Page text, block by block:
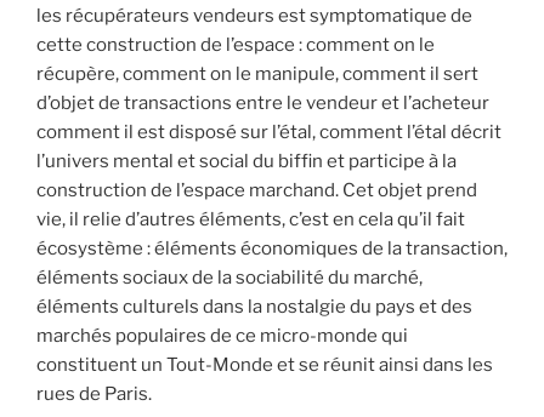
les récupérateurs vendeurs est symptomatique de
cette construction de l’espace : comment on le
récupère, comment on le manipule, comment il sert
d’objet de transactions entre le vendeur et l’acheteur
comment il est disposé sur l’étal, comment l’étal décrit
l’univers mental et social du biffin et participe à la
construction de l’espace marchand. Cet objet prend
vie, il relie d’autres éléments, c’est en cela qu’il fait
écosystème : éléments économiques de la transaction,
éléments sociaux de la sociabilité du marché,
éléments culturels dans la nostalgie du pays et des
marchés populaires de ce micro-monde qui
constituent un Tout-Monde et se réunit ainsi dans les
rues de Paris.